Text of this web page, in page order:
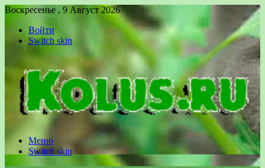
Воскресенье , 9 Август 2026
Войти
Switch skin
Меню
Switch skin